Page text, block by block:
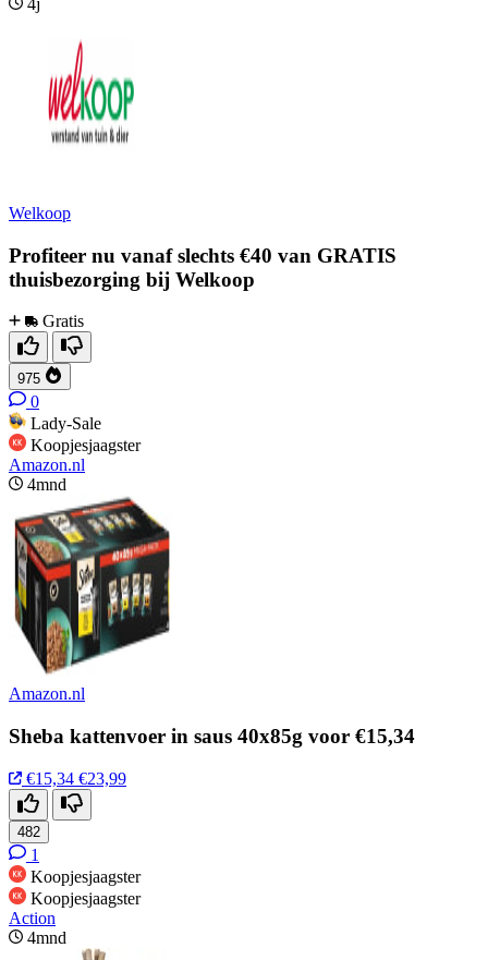
4j
Welkoop
Profiteer nu vanaf slechts €40 van GRATIS
thuisbezorging bij Welkoop
Gratis
975
0
Lady-Sale
Koopjesjaagster
Amazon.nl
4mnd
Amazon.nl
Sheba kattenvoer in saus 40x85g voor €15,34
€15,34 €23,99
482
1
Koopjesjaagster
Koopjesjaagster
Action
4mnd